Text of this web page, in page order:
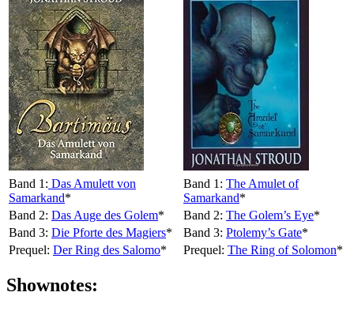
Band 1: Das Amulett von
Samarkand*
Band 1: The Amulet of
Samarkand*
Band 2: Das Auge des Golem* Band 2: The Golem’s Eye*
Band 3: Die Pforte des Magiers* Band 3: Ptolemy’s Gate*
Prequel: Der Ring des Salomo* Prequel: The Ring of Solomon*
Shownotes: